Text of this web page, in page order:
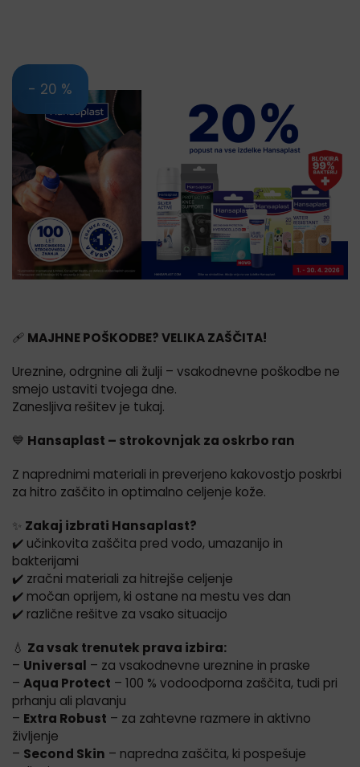
- 20 %
🩹 MAJHNE POŠKODBE? VELIKA ZAŠČITA!
Ureznine, odrgnine ali žulji – vsakodnevne poškodbe ne
smejo ustaviti tvojega dne.
Zanesljiva rešitev je tukaj.
💙 Hansaplast – strokovnjak za oskrbo ran
Z naprednimi materiali in preverjeno kakovostjo poskrbi
za hitro zaščito in optimalno celjenje kože.
✨ Zakaj izbrati Hansaplast?
✔️ učinkovita zaščita pred vodo, umazanijo in
bakterijami
✔️ zračni materiali za hitrejše celjenje
✔️ močan oprijem, ki ostane na mestu ves dan
✔️ različne rešitve za vsako situacijo
💧 Za vsak trenutek prava izbira:
– Universal – za vsakodnevne ureznine in praske
– Aqua Protect – 100 % vodoodporna zaščita, tudi pri
prhanju ali plavanju
– Extra Robust – za zahtevne razmere in aktivno
življenje
– Second Skin – napredna zaščita, ki pospešuje